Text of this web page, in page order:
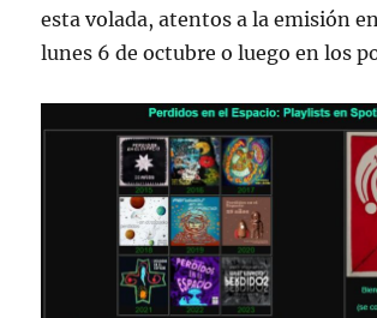
esta volada, atentos a la emisión
lunes 6 de octubre o luego en los